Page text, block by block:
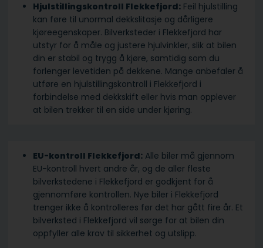
Hjulstillingskontroll Flekkefjord: Feil hjulstilling
kan føre til unormal dekkslitasje og dårligere
kjøreegenskaper. Bilverksteder i Flekkefjord har
utstyr for å måle og justere hjulvinkler, slik at bilen
din er stabil og trygg å kjøre, samtidig som du
forlenger levetiden på dekkene. Mange anbefaler å
utføre en hjulstillingskontroll i Flekkefjord i
forbindelse med dekkskift eller hvis man opplever
at bilen trekker til en side under kjøring.
EU-kontroll Flekkefjord: Alle biler må gjennom
EU-kontroll hvert andre år, og de aller fleste
bilverkstedene i Flekkefjord er godkjent for å
gjennomføre kontrollen. Nye biler i Flekkefjord
trenger ikke å kontrolleres før det har gått fire år. Et
bilverksted i Flekkefjord vil sørge for at bilen din
oppfyller alle krav til sikkerhet og utslipp.